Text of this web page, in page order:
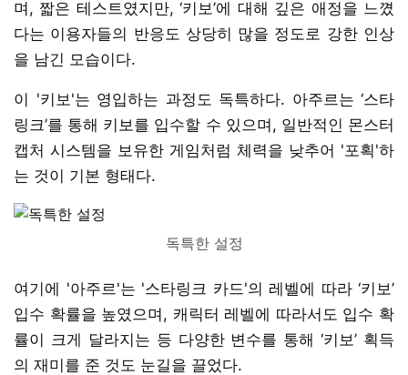
며, 짧은 테스트였지만, ‘키보’에 대해 깊은 애정을 느꼈
다는 이용자들의 반응도 상당히 많을 정도로 강한 인상
을 남긴 모습이다.
이 '키보'는 영입하는 과정도 독특하다. 아주르는 ‘스타
링크’를 통해 키보를 입수할 수 있으며, 일반적인 몬스터
캡처 시스템을 보유한 게임처럼 체력을 낮추어 '포획'하
는 것이 기본 형태다.
독특한 설정
여기에 '아주르'는 '스타링크 카드'의 레벨에 따라 ‘키보’
입수 확률을 높였으며, 캐릭터 레벨에 따라서도 입수 확
률이 크게 달라지는 등 다양한 변수를 통해 ‘키보’ 획득
의 재미를 준 것도 눈길을 끌었다.